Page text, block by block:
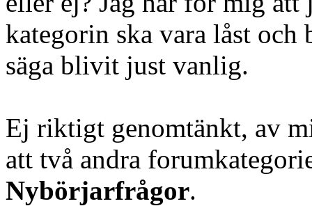
kategorin ska vara låst och
säga blivit just vanlig.
Ej riktigt genomtänkt, av
att två andra
Nybörjarfrågor.